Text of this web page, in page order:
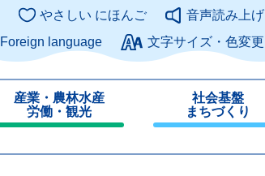
このページの本文へ
やさしい にほんご
音声読み上げ
Foreign language
文字サイズ・色変更
産業・農林水産
労働・観光
社会基盤
まちづくり
じ